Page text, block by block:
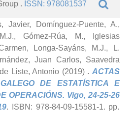
. ISSN: 978081537
Javier, Domínguez-Puente, A.,
Gómez-Rúa, M., Iglesias
Longa-Sayáns, M.J., L.
Juan Carlos, Saavedra
Liste, Antonio (2019) . ACTAS
DE ESTATÍSTICA E
OPERACIÓNS. Vigo, 24-25-26
. ISBN: 978-84-09-15581-1. pp.